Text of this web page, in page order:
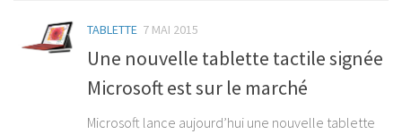
TABLETTE 7 MAI 2015
Une nouvelle tablette tactile signée
Microsoft est sur le marché
Microsoft lance aujourd’hui une nouvelle tablette